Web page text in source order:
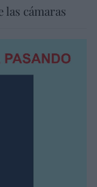
las cámaras